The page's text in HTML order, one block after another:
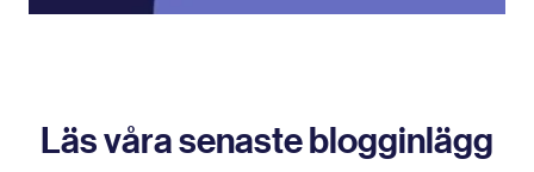
Läs våra senaste blogginlägg